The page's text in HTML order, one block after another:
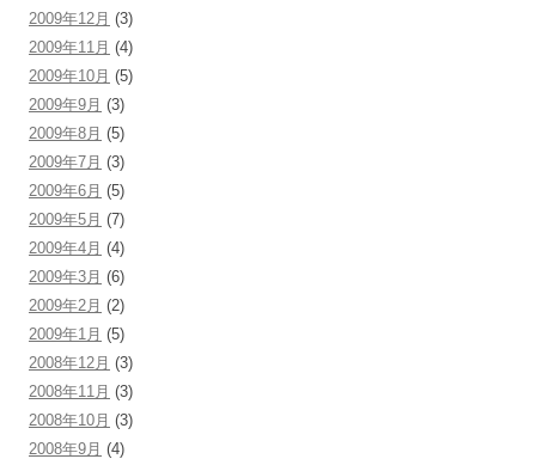
2009年12月 (3)
2009年11月 (4)
2009年10月 (5)
2009年9月 (3)
2009年8月 (5)
2009年7月 (3)
2009年6月 (5)
2009年5月 (7)
2009年4月 (4)
2009年3月 (6)
2009年2月 (2)
2009年1月 (5)
2008年12月 (3)
2008年11月 (3)
2008年10月 (3)
2008年9月 (4)